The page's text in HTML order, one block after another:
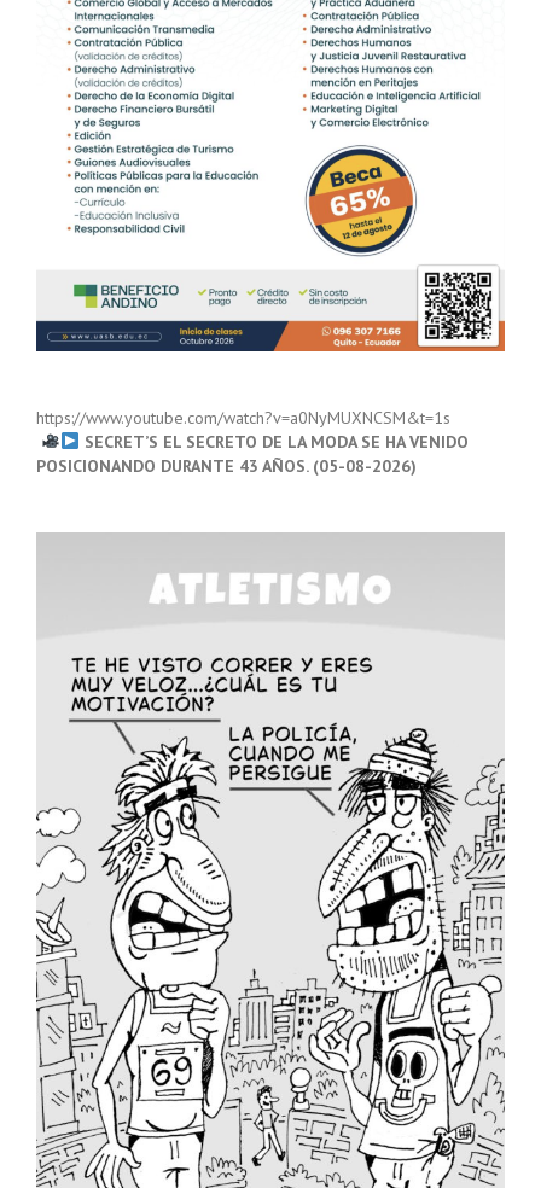
https://www.youtube.com/watch?v=a0NyMUXNCSM&t=1s
SECRET’S EL SECRETO DE LA MODA SE HA VENIDO
POSICIONANDO DURANTE 43 AÑOS. (05-08-2026)